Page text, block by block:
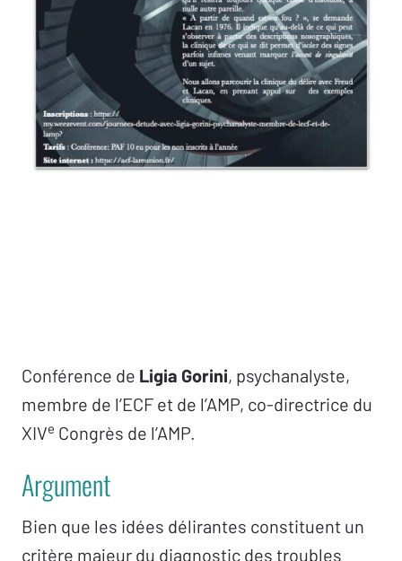
Conférence de Ligia Gorini, psychanalyste,
membre de l’ECF et de l’AMP, co-directrice du
XIVe Congrès de l’AMP.
Argument
Bien que les idées délirantes constituent un
critère majeur du diagnostic des troubles